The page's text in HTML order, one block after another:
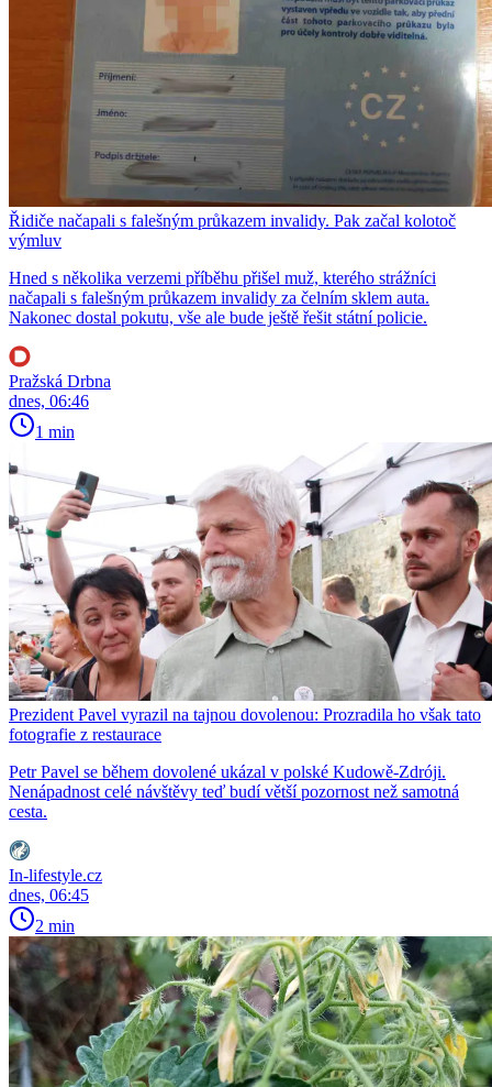
Řidiče načapali s falešným průkazem invalidy. Pak začal kolotoč
výmluv
Hned s několika verzemi příběhu přišel muž, kterého strážníci
načapali s falešným průkazem invalidy za čelním sklem auta.
Nakonec dostal pokutu, vše ale bude ještě řešit státní policie.
Pražská Drbna
dnes, 06:46
1 min
Prezident Pavel vyrazil na tajnou dovolenou: Prozradila ho však tato
fotografie z restaurace
Petr Pavel se během dovolené ukázal v polské Kudowě-Zdróji.
Nenápadnost celé návštěvy teď budí větší pozornost než samotná
cesta.
In-lifestyle.cz
dnes, 06:45
2 min